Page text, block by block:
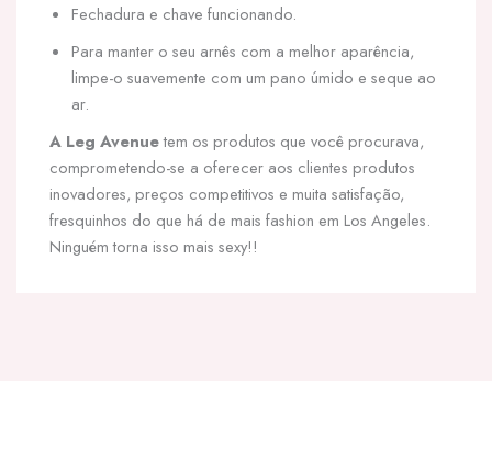
Fechadura e chave funcionando.
Para manter o seu arnês com a melhor aparência,
limpe-o suavemente com um pano úmido e seque ao
ar.
A Leg Avenuetem os produtos que você procurava,
comprometendo-se a oferecer aos clientes produtos
inovadores, preços competitivos e muita satisfação,
fresquinhos do que há de mais fashion em Los Angeles.
Ninguém torna isso mais sexy!!